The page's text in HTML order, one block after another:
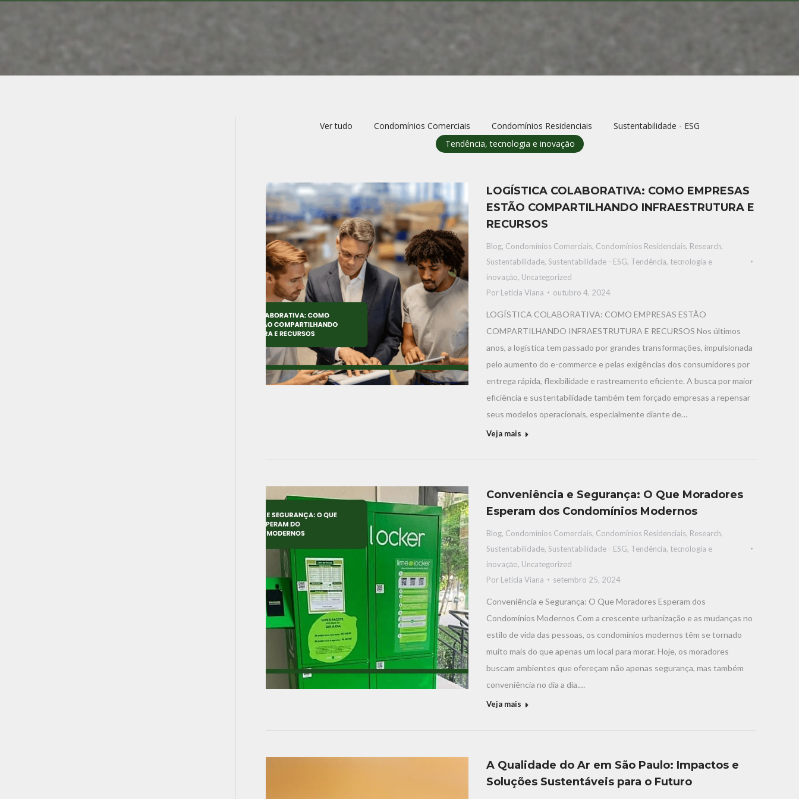
Ver tudo Condomínios Comerciais Condomínios Residenciais
Sustentabilidade - ESG
Tendência, tecnologia e inovaçāo
LOGÍSTICA COLABORATIVA: COMO EMPRESAS
ESTÃO COMPARTILHANDO INFRAESTRUTURA E
RECURSOS
Blog, Condomínios Comerciais, Condomínios Residenciais, Research,
Sustentabilidade,Sustentabilidade - ESG, Tendência, tecnologia e
inovaçāo, Uncategorized
Por Leticia Viana outubro 4, 2024
LOGÍSTICA COLABORATIVA: COMO EMPRESAS ESTÃO
COMPARTILHANDO INFRAESTRUTURA E RECURSOS Nos últimos
anos, a logística tem passado por grandes transformações, impulsionada
pelo aumento do e-commerce e pelas exigências dos consumidores por
entrega rápida, flexibilidade e rastreamento eficiente. A busca por maior
eficiência e sustentabilidade também tem forçado empresas a repensar
seus modelos operacionais, especialmente diante de…
Veja mais
Conveniência e Segurança: O Que Moradores
Esperam dos Condomínios Modernos
Blog, Condomínios Comerciais, Condomínios Residenciais, Research,
Sustentabilidade,Sustentabilidade - ESG, Tendência, tecnologia e
inovaçāo, Uncategorized
Por Leticia Viana setembro 25, 2024
Conveniência e Segurança: O Que Moradores Esperam dos
Condomínios Modernos Com a crescente urbanização e as mudanças no
estilo de vida das pessoas, os condomínios modernos têm se tornado
muito mais do que apenas um local para morar. Hoje, os moradores
buscam ambientes que ofereçam não apenas segurança, mas também
conveniência no dia a dia.…
Veja mais
A Qualidade do Ar em São Paulo: Impactos e
Soluções Sustentáveis ​​para o Futuro